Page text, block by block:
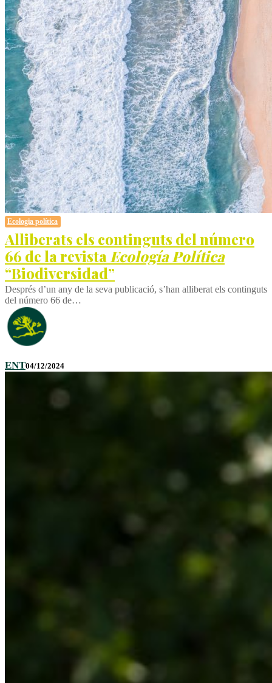
Ecologia política
Alliberats els continguts del número
66 de la revista Ecología Política
“Biodiversidad”
Després d’un any de la seva publicació, s’han alliberat els continguts
del número 66 de…
ENT04/12/2024